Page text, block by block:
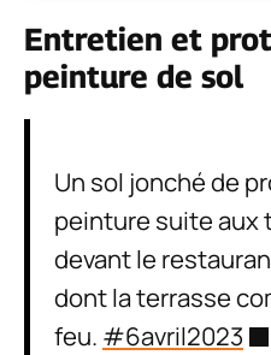
Entretien et
peinture de sol
Un sol jonché de
peinture suite aux
devant le
dont la terrasse
feu. #6avril2023